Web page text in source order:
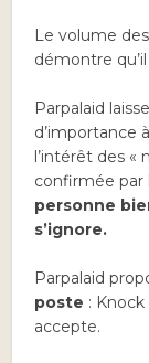
Le volume
démontre
Parpalaid
d’importance
l’intérêt des «
confirmée par
personne
s’ignore.
Parpalaid
poste :
accepte.